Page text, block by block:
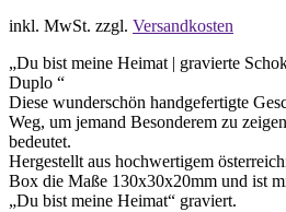
inkl. MwSt. zzgl. Versandkosten
„Du bist meine Heimat | gravierte
Duplo “
Diese wunderschön handgefertigte
Weg, um jemand Besonderem zu
bedeutet.
Hergestellt aus hochwertigem
Box die Maße 130x30x20mm und ist
„Du bist meine Heimat“ graviert.